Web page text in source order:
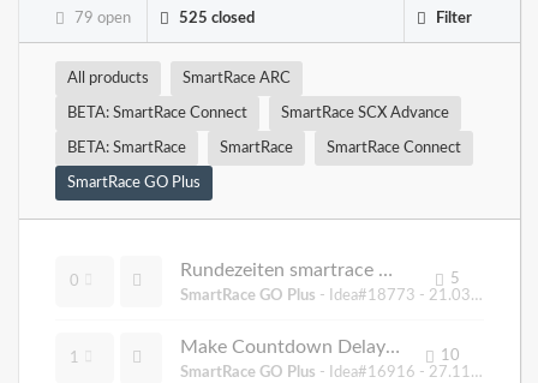
79 open 525 closed Filter
All products SmartRace ARC
BETA: SmartRace Connect SmartRace SCX Advance
BETA: SmartRace SmartRace SmartRace Connect
SmartRace GO Plus
0
Rundezeiten smartrace GO plus
SmartRace GO Plus - Idea#18773 - 21.03.2025, 12:16
5
1
Make Countdown Delay configurable
SmartRace GO Plus - Idea#16916 - 27.11.2023, 10:04
10